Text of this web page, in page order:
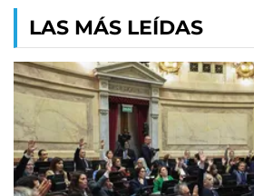
LAS MÁS LEÍDAS